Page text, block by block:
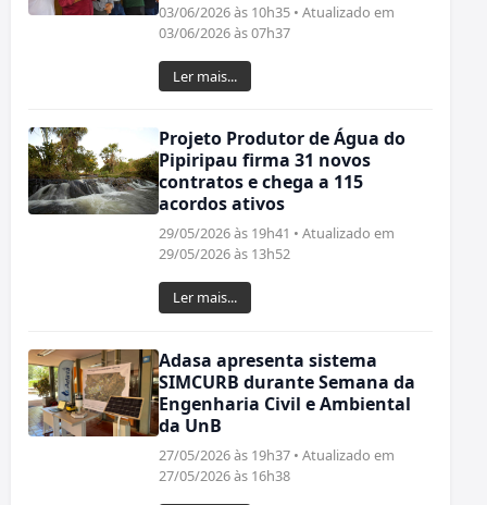
03/06/2026 às 10h35 • Atualizado em
03/06/2026 às 07h37
Ler mais...
Projeto Produtor de Água do
Pipiripau firma 31 novos
contratos e chega a 115
acordos ativos
29/05/2026 às 19h41 • Atualizado em
29/05/2026 às 13h52
Ler mais...
Adasa apresenta sistema
SIMCURB durante Semana da
Engenharia Civil e Ambiental
da UnB
27/05/2026 às 19h37 • Atualizado em
27/05/2026 às 16h38